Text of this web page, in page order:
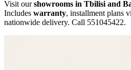
Visit ourshowrooms in Tbilisi and
Includes warranty, installment plans
nationwide delivery. Call 551045422.